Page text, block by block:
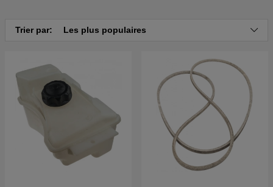
Trier par: Les plus populaires